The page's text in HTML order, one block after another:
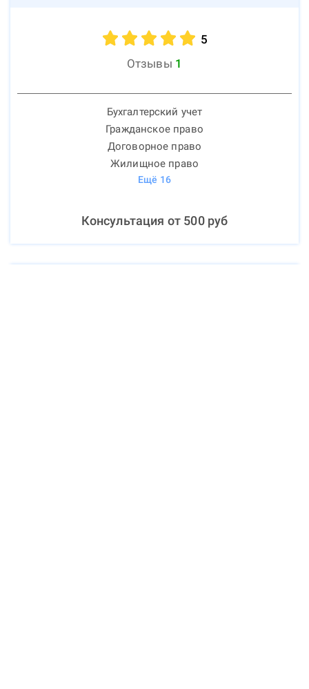
5
Отзывы 1
Бухгалтерский учет
Гражданское право
Договорное право
Жилищное право
Ещё 16
Консультация от 500руб